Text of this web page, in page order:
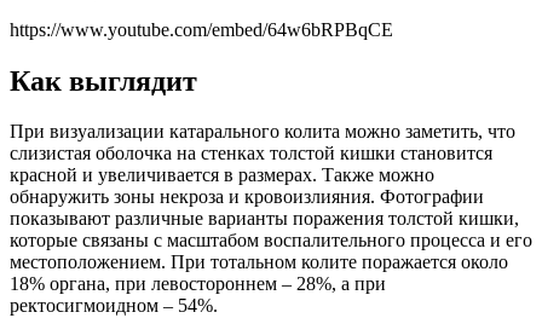
https://www.youtube.com/embed/64w6bRPBqCE
Как выглядит
При визуализации катарального колита можно заметить, что
слизистая оболочка на стенках толстой кишки становится
красной и увеличивается в размерах. Также можно
обнаружить зоны некроза и кровоизлияния. Фотографии
показывают различные варианты поражения толстой кишки,
которые связаны с масштабом воспалительного процесса и его
местоположением. При тотальном колите поражается около
18% органа, при левостороннем – 28%, а при
ректосигмоидном – 54%.